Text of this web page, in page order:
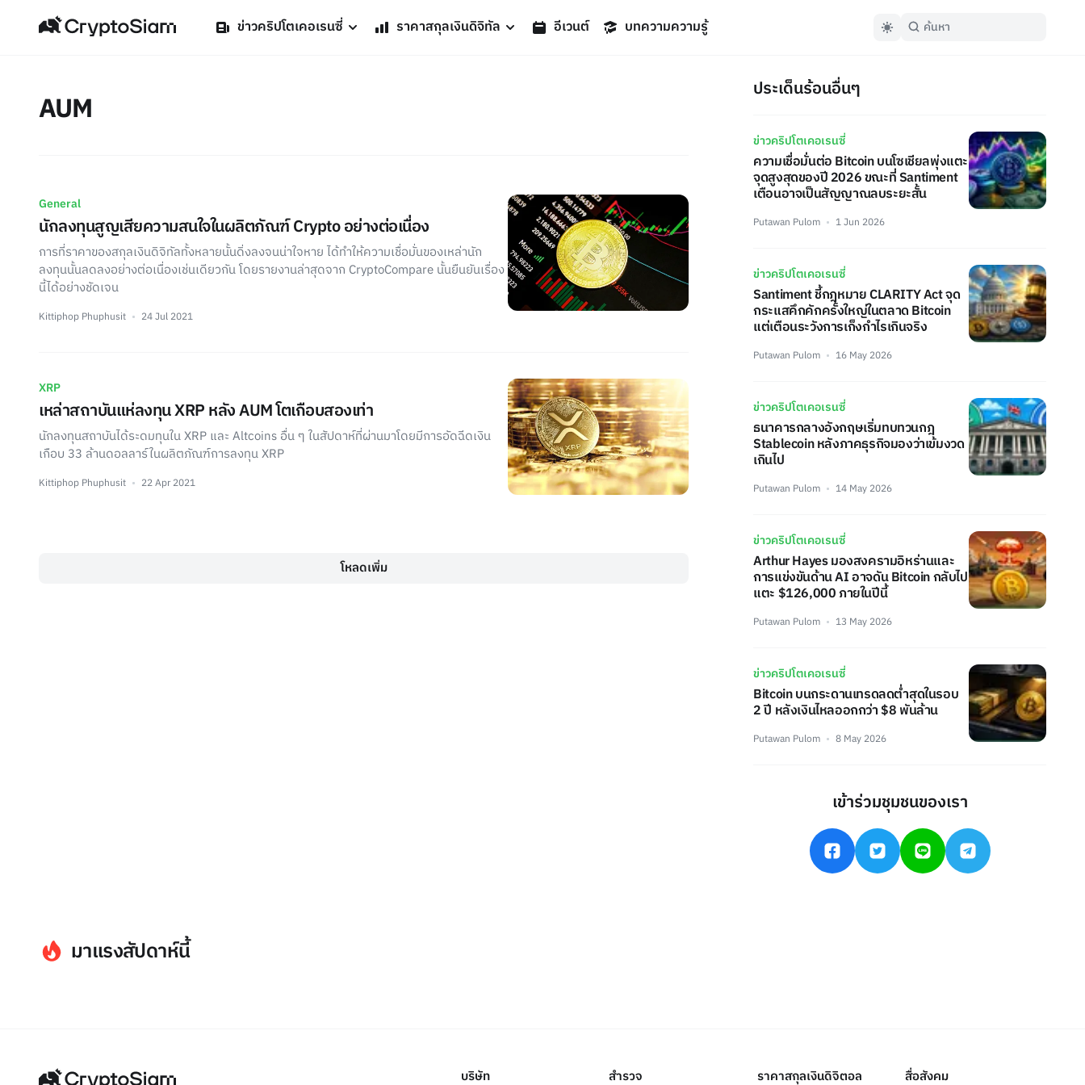
ข่าวคริปโตเคอเรนซี่ ราคาสกุลเงินดิจิทัล อีเวนต์ บทความความรู้
AUM
General
นักลงทุนสูญเสียความสนใจในผลิตภัณฑ์ Crypto อย่างต่อเนื่อง
การที่ราคาของสกุลเงินดิจิทัลทั้งหลายนั้นดิ่งลงจนน่าใจหาย ได้ทำให้ความเชื่อมั่นของเหล่านัก
ลงทุนนั้นลดลงอย่างต่อเนื่องเช่นเดียวกัน โดยรายงานล่าสุดจาก CryptoCompare นั้นยืนยันเรื่อง
นี้ได้อย่างชัดเจน
Kittiphop Phuphusit 24 Jul 2021
XRP
เหล่าสถาบันแห่ลงทุน XRP หลัง AUM โตเกือบสองเท่า
นักลงทุนสถาบันได้ระดมทุนใน XRP และ Altcoins อื่น ๆ ในสัปดาห์ที่ผ่านมาโดยมีการอัดฉีดเงิน
เกือบ 33 ล้านดอลลาร์ในผลิตภัณฑ์การลงทุน XRP
Kittiphop Phuphusit 22 Apr 2021
โหลดเพิ่ม
ประเด็นร้อนอื่นๆ
ข่าวคริปโตเคอเรนซี่
ความเชื่อมั่นต่อ Bitcoin บนโซเชียลพุ่งแตะ
จุดสูงสุดของปี 2026 ขณะที่ Santiment
เตือนอาจเป็นสัญญาณลบระยะสั้น
Putawan Pulom 1 Jun 2026
ข่าวคริปโตเคอเรนซี่
Santiment ชี้กฎหมาย CLARITY Act จุด
กระแสคึกคักครั้งใหญ่ในตลาด Bitcoin
แต่เตือนระวังการเก็งกำไรเกินจริง
Putawan Pulom 16 May 2026
ข่าวคริปโตเคอเรนซี่
ธนาคารกลางอังกฤษเริ่มทบทวนกฎ
Stablecoin หลังภาคธุรกิจมองว่าเข้มงวด
เกินไป
Putawan Pulom 14 May 2026
ข่าวคริปโตเคอเรนซี่
Arthur Hayes มองสงครามอิหร่านและ
การแข่งขันด้าน AI อาจดัน Bitcoin กลับไป
แตะ $126,000 ภายในปีนี้
Putawan Pulom 13 May 2026
ข่าวคริปโตเคอเรนซี่
Bitcoin บนกระดานเทรดลดต่ำสุดในรอบ
2 ปี หลังเงินไหลออกกว่า $8 พันล้าน
Putawan Pulom 8 May 2026
เข้าร่วมชุมชนของเรา
มาแรงสัปดาห์นี้
บริษัท สำรวจ ราคาสกุลเงินดิจิตอล สื่อสังคม